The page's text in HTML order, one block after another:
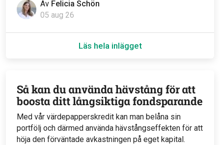
Av Felicia Schön
05 aug 26
Läs hela inlägget
Så kan du använda hävstång för att
boosta ditt långsiktiga fondsparande
Med vår värdepapperskredit kan man belåna sin
portfölj och därmed använda hävstångseffekten för att
höja den förväntade avkastningen på eget kapital.